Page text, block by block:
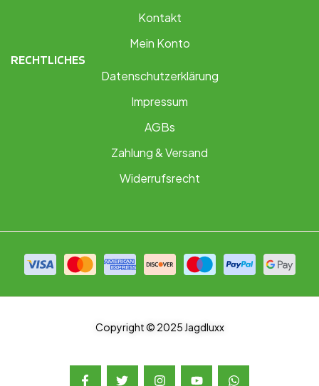
Kontakt
Mein Konto
RECHTLICHES
Datenschutzerklärung
Impressum
AGBs
Zahlung & Versand
Widerrufsrecht
Copyright © 2025 Jagdluxx